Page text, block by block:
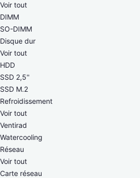
Voir tout
DIMM
SO-DIMM
Disque dur
Voir tout
HDD
SSD 2,5''
SSD M.2
Refroidissement
Voir tout
Ventirad
Watercooling
Réseau
Voir tout
Carte réseau